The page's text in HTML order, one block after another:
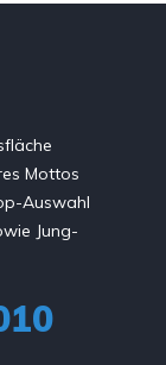
Mottos
Auswahl
Jung-